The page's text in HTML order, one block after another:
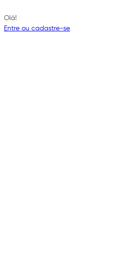
Olá!
Entre ou cadastre-se